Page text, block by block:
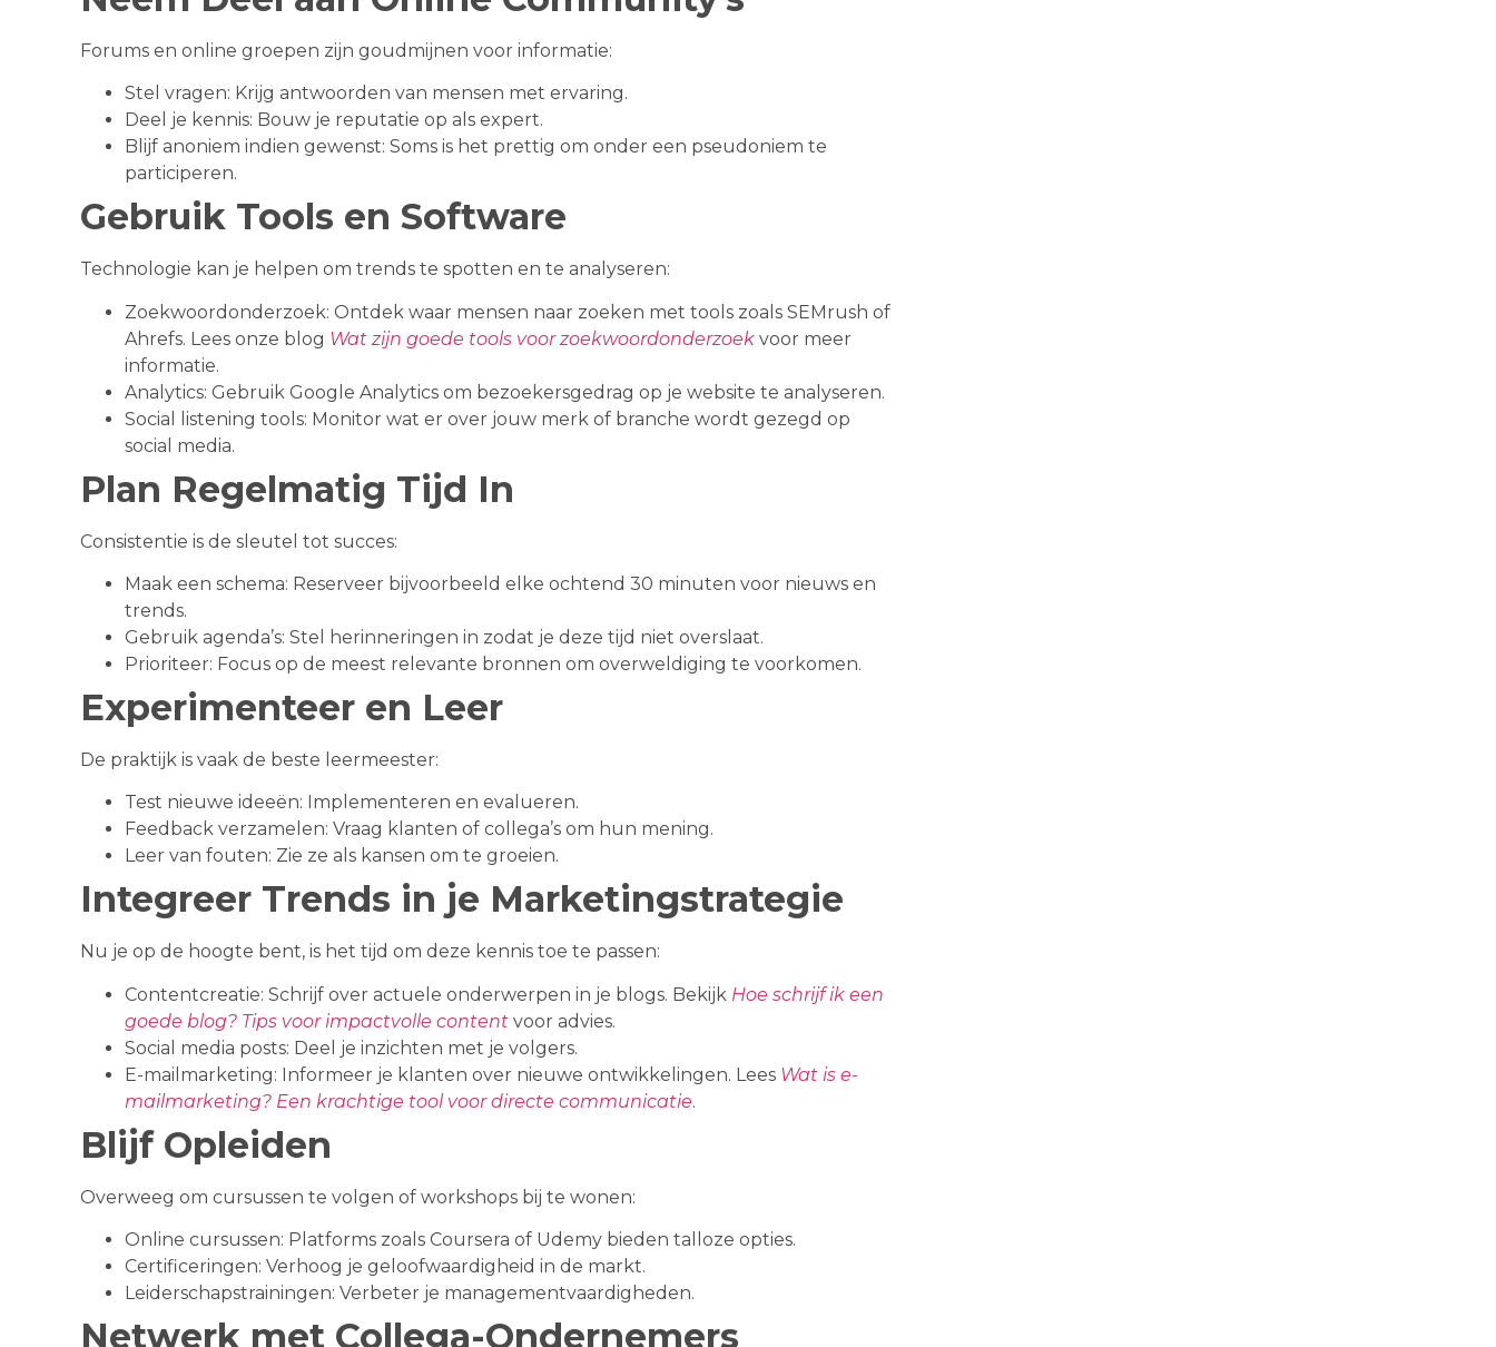
Forums en online groepen zijn goudmijnen voor informatie:
Stel vragen: Krijg antwoorden van mensen met ervaring.
Deel je kennis: Bouw je reputatie op als expert.
Blijf anoniem indien gewenst: Soms is het prettig om onder een pseudoniem te
participeren.
Gebruik Tools en Software
Technologie kan je helpen om trends te spotten en te analyseren:
Zoekwoordonderzoek: Ontdek waar mensen naar zoeken met tools zoals SEMrush of
Ahrefs. Lees onze blog Wat zijn goede tools voor zoekwoordonderzoek voor meer
informatie.
Analytics: Gebruik Google Analytics om bezoekersgedrag op je website te analyseren.
Social listening tools: Monitor wat er over jouw merk of branche wordt gezegd op
social media.
Plan Regelmatig Tijd In
Consistentie is de sleutel tot succes:
Maak een schema: Reserveer bijvoorbeeld elke ochtend 30 minuten voor nieuws en
trends.
Gebruik agenda’s: Stel herinneringen in zodat je deze tijd niet overslaat.
Prioriteer: Focus op de meest relevante bronnen om overweldiging te voorkomen.
Experimenteer en Leer
De praktijk is vaak de beste leermeester:
Test nieuwe ideeën: Implementeren en evalueren.
Feedback verzamelen: Vraag klanten of collega’s om hun mening.
Leer van fouten: Zie ze als kansen om te groeien.
Integreer Trends in je Marketingstrategie
Nu je op de hoogte bent, is het tijd om deze kennis toe te passen:
Contentcreatie: Schrijf over actuele onderwerpen in je blogs. Bekijk Hoe schrijf ik een
goede blog? Tips voor impactvolle content voor advies.
Social media posts: Deel je inzichten met je volgers.
E-mailmarketing: Informeer je klanten over nieuwe ontwikkelingen. Lees Wat is e-
mailmarketing? Een krachtige tool voor directe communicatie.
Blijf Opleiden
Overweeg om cursussen te volgen of workshops bij te wonen:
Online cursussen: Platforms zoals Coursera of Udemy bieden talloze opties.
Certificeringen: Verhoog je geloofwaardigheid in de markt.
Leiderschapstrainingen: Verbeter je managementvaardigheden.
Netwerk met Collega-Ondernemers